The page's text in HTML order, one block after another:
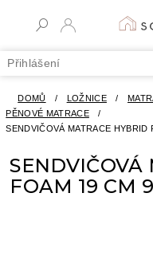
Přihlášení
DOMŮ / LOŽNICE /
PĚNOVÉ MATRACE
/
SENDVIČOVÁ MATRACE HYBRID
SENDVIČOVÁ
FOAM 19 CM